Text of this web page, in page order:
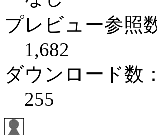
プレビュー参照
1,682
ダウンロード数：
255